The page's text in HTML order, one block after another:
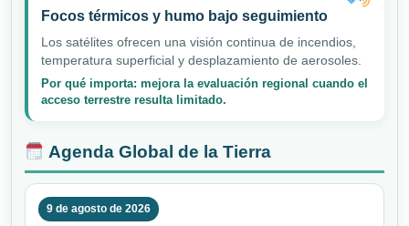
Focos térmicos y humo bajo seguimiento
Los satélites ofrecen una visión continua de incendios,
temperatura superficial y desplazamiento de aerosoles.
Por qué importa: mejora la evaluación regional cuando el
acceso terrestre resulta limitado.
Agenda Global de la Tierra
9 de agosto de 2026